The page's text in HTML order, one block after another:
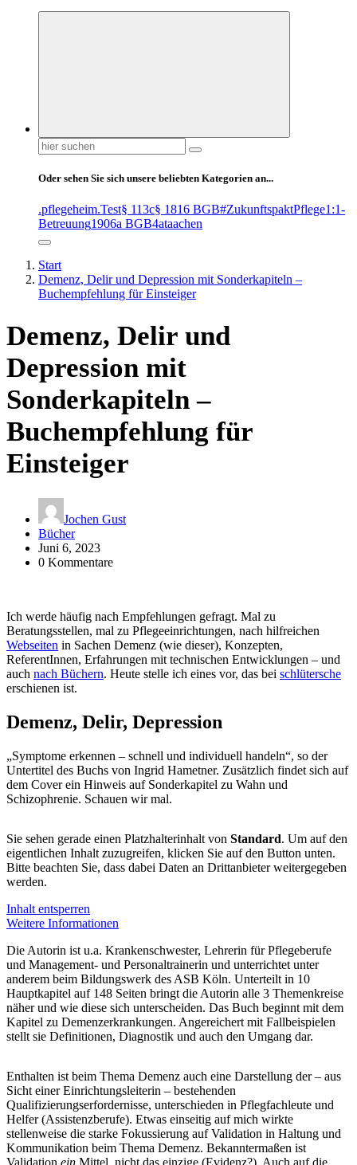
Suchen
nach:
Oder sehen Sie sich unsere beliebten Kategorien an...
.pflegeheim.Test§ 113c§ 1816 BGB#ZukunftspaktPflege1:1-
Betreuung1906a BGB4ataachen
Start
Demenz, Delir und Depression mit Sonderkapiteln –
Buchempfehlung für Einsteiger
Demenz, Delir und
Depression mit
Sonderkapiteln –
Buchempfehlung für
Einsteiger
Jochen Gust
Bücher
Juni 6, 2023
0 Kommentare
Ich werde häufig nach Empfehlungen gefragt. Mal zu
Beratungsstellen, mal zu Pflegeeinrichtungen, nach hilfreichen
Webseiten in Sachen Demenz (wie dieser), Konzepten,
ReferentInnen, Erfahrungen mit technischen Entwicklungen – und
auch nach Büchern. Heute stelle ich eines vor, das bei schlütersche
erschienen ist.
Demenz, Delir, Depression
„Symptome erkennen – schnell und individuell handeln“, so der
Untertitel des Buchs von Ingrid Hametner. Zusätzlich findet sich auf
dem Cover ein Hinweis auf Sonderkapitel zu Wahn und
Schizophrenie. Schauen wir mal.
Sie sehen gerade einen Platzhalterinhalt von Standard. Um auf den
eigentlichen Inhalt zuzugreifen, klicken Sie auf den Button unten.
Bitte beachten Sie, dass dabei Daten an Drittanbieter weitergegeben
werden.
Inhalt entsperren
Weitere Informationen
Die Autorin ist u.a. Krankenschwester, Lehrerin für Pflegeberufe
und Management- und Personaltrainerin und unterrichtet unter
anderem beim Bildungswerk des ASB Köln. Unterteilt in 10
Hauptkapitel auf 148 Seiten bringt die Autorin alle 3 Themenkreise
näher und wie diese sich unterscheiden. Das Buch beginnt mit dem
Kapitel zu Demenzerkrankungen. Angereichert mit Fallbeispielen
stellt sie Definitionen, Diagnostik und auch den Umgang dar.
Enthalten ist beim Thema Demenz auch eine Darstellung der – aus
Sicht einer Einrichtungsleiterin – bestehenden
Qualifizierungserfordernisse, unterschieden in Pflegfachleute und
Helfer (Assistenzberufe). Etwas einseitig auf mich wirkte
stellenweise die starke Fokussierung auf Validation in Haltung und
Kommunikation beim Thema Demenz. Bekanntermaßen ist